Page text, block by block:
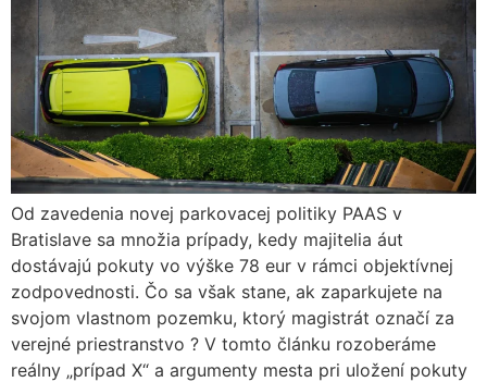
Od zavedenia novej parkovacej politiky PAAS v
Bratislave sa množia prípady, kedy majitelia áut
dostávajú pokuty vo výške 78 eur v rámci objektívnej
zodpovednosti. Čo sa však stane, ak zaparkujete na
svojom vlastnom pozemku, ktorý magistrát označí za
verejné priestranstvo ? V tomto článku rozoberáme
reálny „prípad X“ a argumenty mesta pri uložení pokuty